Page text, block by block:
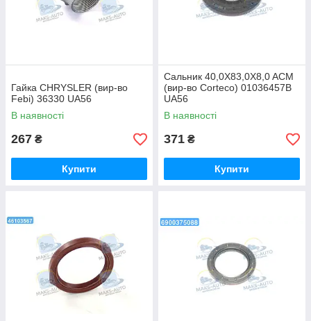
Гайка CHRYSLER (вир-во
Febi) 36330 UA56
В наявності
267 ₴
Купити
Сальник 40,0X83,0X8,0 ACM
(вир-во Corteco) 01036457B
UA56
В наявності
371 ₴
Купити